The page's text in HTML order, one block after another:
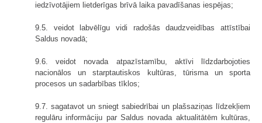
iedzīvotājiem lietderīgas brīvā laika pavadīšanas iespējas;
9.5. veidot labvēlīgu vidi radošās daudzveidības attīstībai
Saldus novadā;
9.6. veidot novada atpazīstamību, aktīvi līdzdarbojoties
nacionālos un starptautiskos kultūras, tūrisma un sporta
procesos un sadarbības tīklos;
9.7. sagatavot un sniegt sabiedrībai un plašsaziņas līdzekļiem
regulāru informāciju par Saldus novada aktualitātēm kultūras,